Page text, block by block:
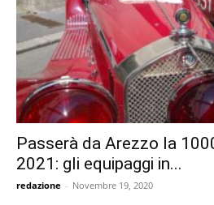
Passerà da Arezzo la
2021: gli equipaggi in...
redazione - Novembre 19, 2020